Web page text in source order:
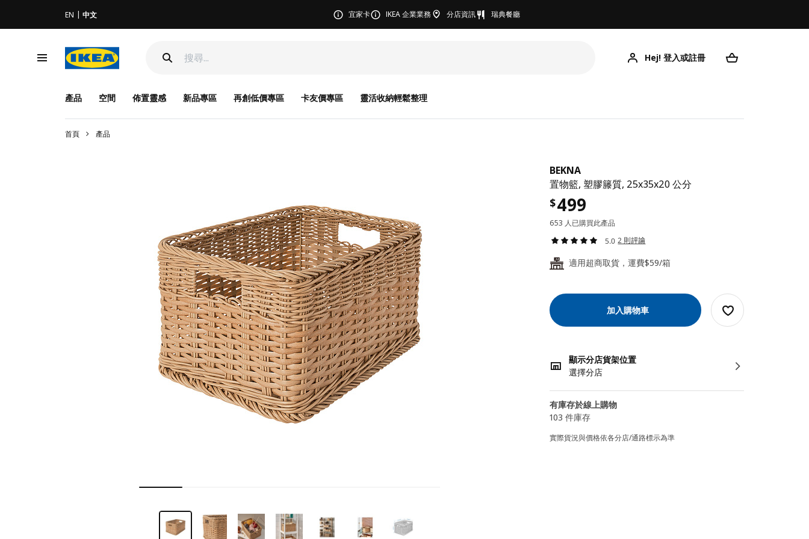
EN 中文 宜家卡 IKEA 企業業務 分店資訊 瑞典餐廳
Hej! 登入或註冊
產品 空間 佈置靈感 新品專區 再創低價專區 卡友價專區 靈活收納輕鬆整理
首頁 產品
BEKNA
置物籃, 塑膠籐質, 25x35x20 公分
$499
653 人已購買此產品
5.0 2 則評論
24 適用超商取貨，運費$59/箱
加入購物車
顯示分店貨架位置
選擇分店
有庫存於線上購物
103 件庫存
實際貨況與價格依各分店/通路標示為準